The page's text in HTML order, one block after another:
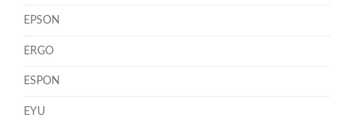
EPSON
ERGO
ESPON
EYU